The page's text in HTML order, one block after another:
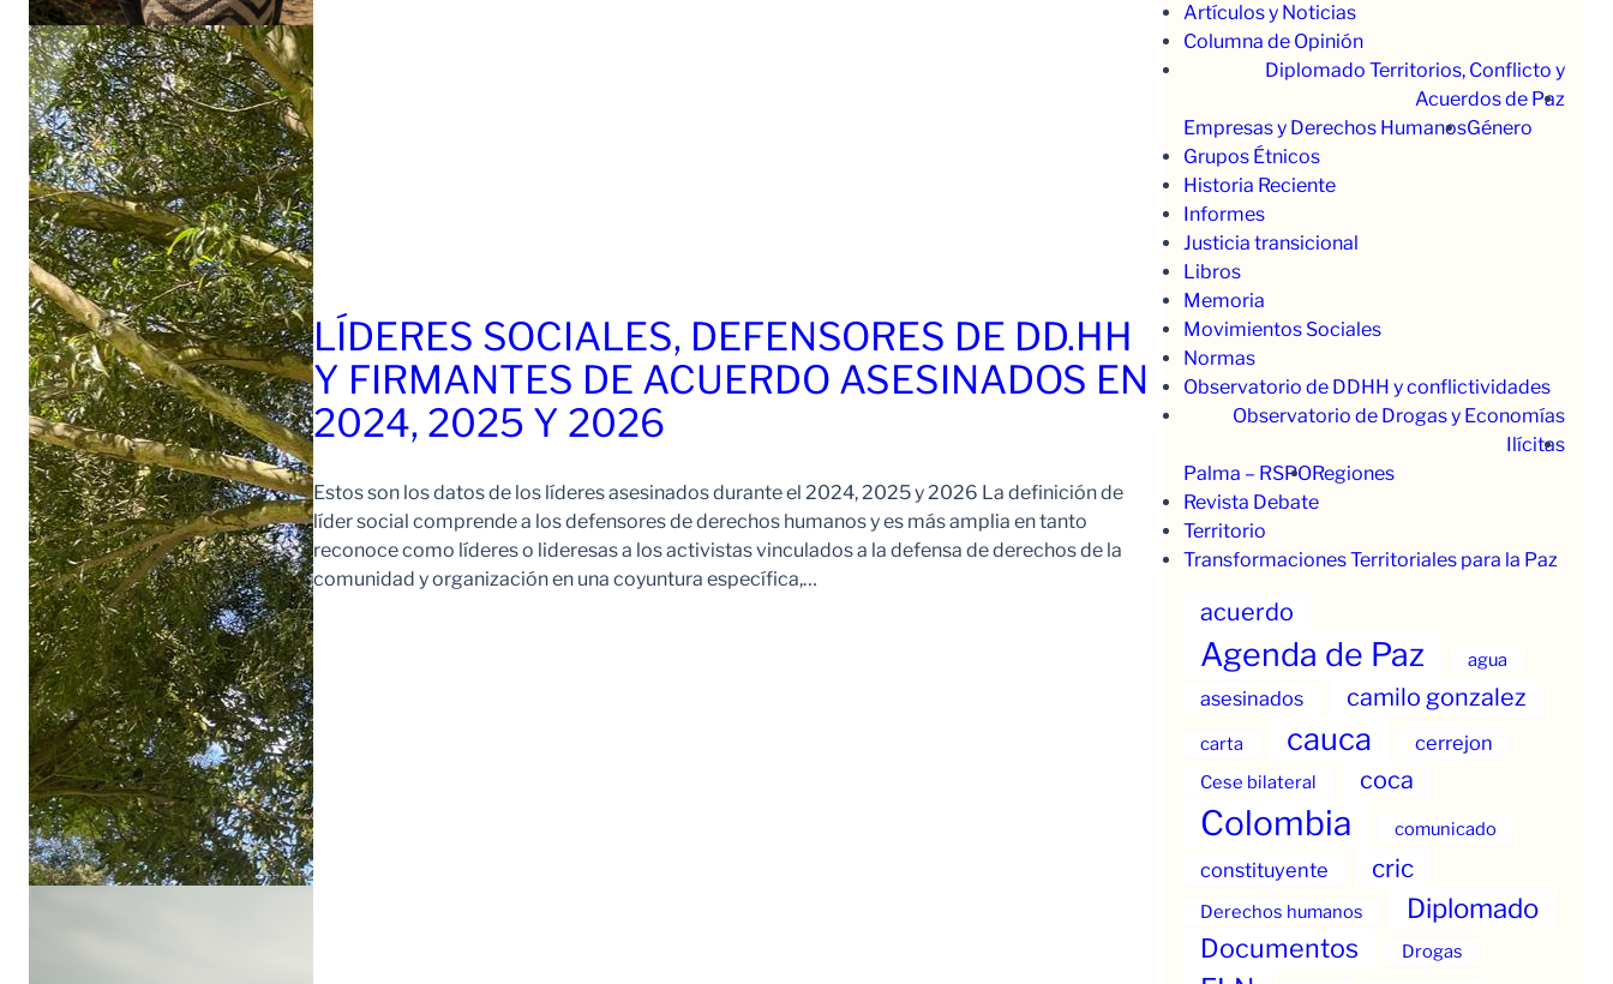
LÍDERES SOCIALES, DEFENSORES DE DD.HH
Y FIRMANTES DE ACUERDO ASESINADOS EN
2024, 2025 Y 2026
Estos son los datos de los líderes asesinados durante el 2024, 2025 y 2026 La definición de
líder social comprende a los defensores de derechos humanos y es más amplia en tanto
reconoce como líderes o lideresas a los activistas vinculados a la defensa de derechos de la
comunidad y organización en una coyuntura específica,…
Artículos y Noticias
Columna de Opinión
Diplomado Territorios, Conflicto y
Acuerdos de Paz
Empresas y Derechos HumanosGénero
Grupos Étnicos
Historia Reciente
Informes
Justicia transicional
Libros
Memoria
Movimientos Sociales
Normas
Observatorio de DDHH y conflictividades
Observatorio de Drogas y Economías
Ilícitas
Palma – RSPORegiones
Revista Debate
Territorio
Transformaciones Territoriales para la Paz
acuerdo
Agenda de Paz agua
asesinados camilo gonzalez
carta cauca cerrejon
Cese bilateral coca
Colombia comunicado
constituyente cric
Derechos humanos Diplomado
Documentos Drogas